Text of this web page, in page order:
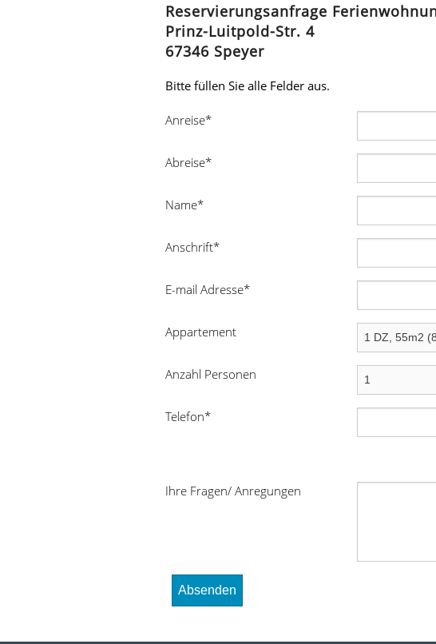
Reservierungsanfrage
Prinz-Luitpold-Str. 4
67346 Speyer
Bitte füllen Sie alle Felder aus.
Anreise*
Abreise*
Name*
Anschrift*
E-mail Adresse*
Appartement
Anzahl Personen
Telefon*
Ihre Fragen/ Anregungen